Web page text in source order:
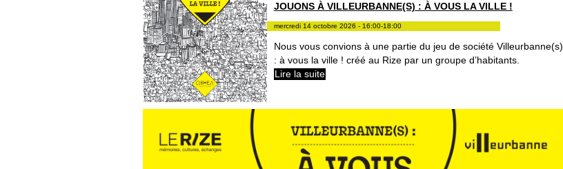
JOUONS À VILLEURBANNE(S) : À VOUS LA VILLE !
mercredi 14 octobre 2026 - 16:00-18:00
Nous vous convions à une partie du jeu de société Villeurbanne(s)
: à vous la ville ! créé au Rize par un groupe d’habitants.
Lire la suite